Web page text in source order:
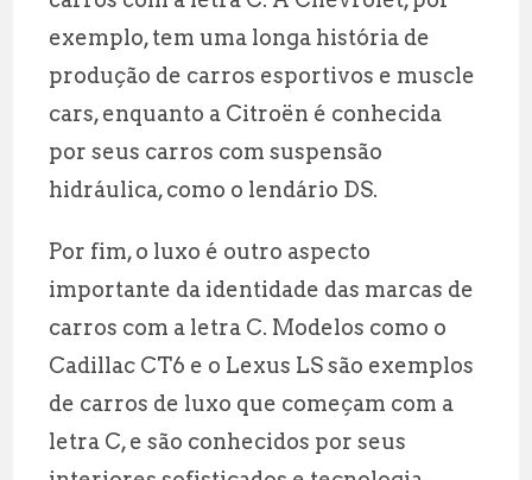
exemplo, tem uma longa história de
produção de carros esportivos e muscle
cars, enquanto a Citroën é conhecida
por seus carros com suspensão
hidráulica, como o lendário DS.
Por fim, o luxo é outro aspecto
importante da identidade das marcas de
carros com a letra C. Modelos como o
Cadillac CT6 e o Lexus LS são exemplos
de carros de luxo que começam com a
letra C, e são conhecidos por seus